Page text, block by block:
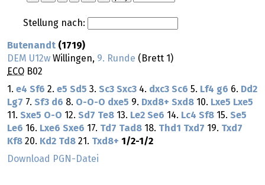
Stellung nach:
Butenandt (1719)
DEM U12w Willingen, 9. Runde (Brett 1)
ECO B02
1. e4 Sf6 2. e5 Sd5 3. Sc3 Sxc3 4. dxc3 Sc6 5. Lf4 g6 6. Dd2
Lg7 7. Sf3 d6 8. O-O-O dxe5 9. Dxd8+ Sxd8 10. Lxe5 Lxe5
11. Sxe5 O-O 12. Sd7 Te8 13. Le2 Se6 14. Lc4 Sf8 15. Se5
Le6 16. Lxe6 Sxe6 17. Td7 Tad8 18. Thd1 Txd7 19. Txd7
Kf8 20. Kd2 Td8 21. Txd8+ 1/2-1/2
Download PGN-Datei